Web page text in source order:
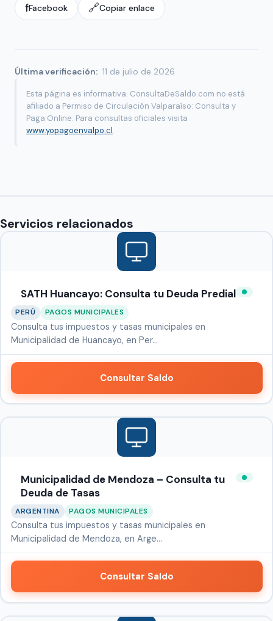
fFacebook 🔗Copiar enlace
Última verificación: 11 de julio de 2026
Esta página es informativa. ConsultaDeSaldo.com no está
afiliado a Permiso de Circulación Valparaíso: Consulta y
Paga Online. Para consultas oficiales visita
www.yopagoenvalpo.cl.
Servicios relacionados
SATH Huancayo: Consulta tu Deuda Predial
PERÚ PAGOS MUNICIPALES
Consulta tus impuestos y tasas municipales en
Municipalidad de Huancayo, en Per…
Consultar Saldo
Municipalidad de Mendoza – Consulta tu
Deuda de Tasas
ARGENTINA PAGOS MUNICIPALES
Consulta tus impuestos y tasas municipales en
Municipalidad de Mendoza, en Arge…
Consultar Saldo